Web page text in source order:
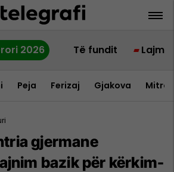
2026 Të fundit Lajme
Peja Ferizaj Gjakova
gjermane
bazik për kërkim-